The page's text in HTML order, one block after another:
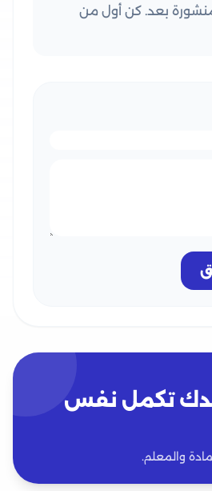
بعد. كن أول من
تكمل نفس
والمعلم.